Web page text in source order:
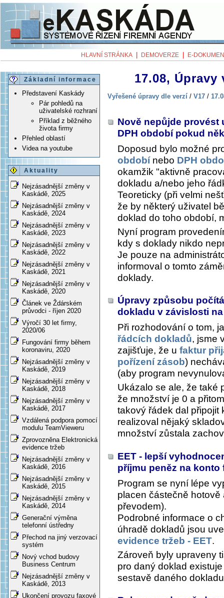
HLAVNÍ STRÁNKA DEMOVERZE E-
Základní informace
Představení Kaskády
Pár pohledů na
uživatelské rozhraní
Příklad z běžného
života firmy
Přehled oblastí
Videa na youtube
Aktuality
Nejzásadnější změny v
Kaskádě, 2025
Nejzásadnější změny v
Kaskádě, 2024
Nejzásadnější změny v
Kaskádě, 2023
Nejzásadnější změny v
Kaskádě, 2022
Nejzásadnější změny v
Kaskádě, 2021
Nejzásadnější změny v
Kaskádě, 2020
Článek ve Ždárském
průvodci - říjen 2020
Výročí 30 let firmy,
2020/06
Fungování firmy během
koronaviru, 2020
Nejzásadnější změny v
Kaskádě, 2019
Nejzásadnější změny v
Kaskádě, 2018
Nejzásadnější změny v
Kaskádě, 2017
Vzdálená podpora pomocí
modulu TeamVieweru
Zprovozněna Elektronická
evidence tržeb
Nejzásadnější změny v
Kaskádě, 2016
Nejzásadnější změny v
Kaskádě, 2015
Nejzásadnější změny v
Kaskádě, 2014
Generační výměna
telefonní ústředny
Přechod na jiný verzovací
systém
Nový vchod budovy
Business Centrum
Nejzásadnější změny v
Kaskádě, 2013
Ukončení provozu faxové
17.08, Úpravy
Vyřešené úpravy dle verzí / V17 /
Nově nepůjde provést
DPH období pokud
Doposud bylo možné
obdobínebo DPH
okamžik "aktivně
dokladu a/nebo jeho
Teoreticky (při velmi
že by některý uživatel
doklad do toho období,
Nyní program
kdy s doklady nikdo
Je pouze na
informoval o tomto
doklady.
Úpravy způsobu
dokladu v závislosti
Při rozhodování o tom,
řádcích dokladů, jsme
zajišťuje, že u faktur
pořízení zásob)
(aby program
Ukázalo se ale, že také
že množství je 0 a
takový řádek dal připojit
realizoval nějaký
množství zůstala
EET - lepší
příjmu peněz na
Program se nyní lépe
placen částečně
převodem).
Podrobné informace o
úhradě dokladů jsou
evidence tržeb - EET.
Zároveň byly upraveny
pro daný doklad
sestavě daného